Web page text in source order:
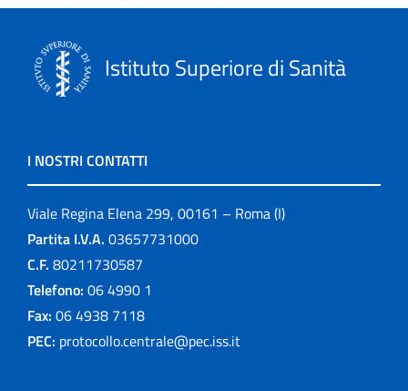
Istituto Superiore di Sanità
I NOSTRI CONTATTI
Viale Regina Elena 299, 00161 – Roma (I)
Partita I.V.A. 03657731000
C.F. 80211730587
Telefono: 06 4990 1
Fax: 06 4938 7118
PEC: protocollo.centrale@pec.iss.it